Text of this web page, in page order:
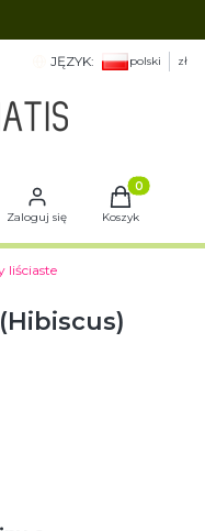
JĘZYK: polski zł
Zaloguj się
Produkty
Koszyk
liściaste